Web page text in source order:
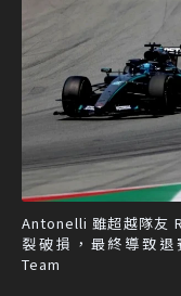
Antonelli 雖超越隊友
裂破損，最終導致退
Team